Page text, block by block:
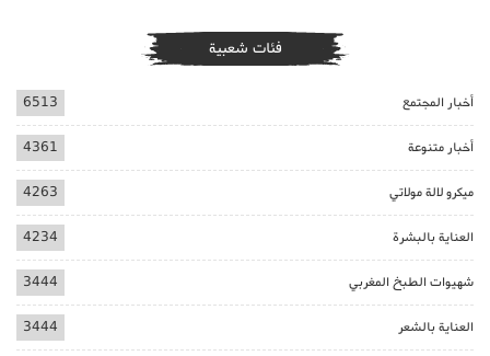
فئات شعبية
أخبار المجتمع 6513
أخبار متنوعة 4361
ميكرو لالة مولاتي 4263
العناية بالبشرة 4234
شهيوات الطبخ المغربي 3444
العناية بالشعر 3444